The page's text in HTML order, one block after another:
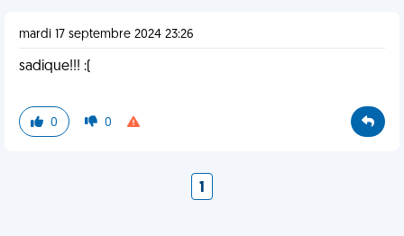
mardi 17 septembre 2024 23:26
sadique!!! :(
0 0
1